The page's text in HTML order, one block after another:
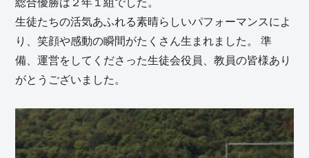
生徒たちの活気あふれる素晴らしいパフォーマンスによ
り、笑顔や感動の瞬間がたくさん生まれました。 準
備、運営をしてくださった生徒会役員、教員の皆様あり
がとうございました。